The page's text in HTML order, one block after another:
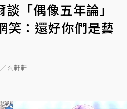
「偶像五年論」
笑：還好你們是藝
玄軒軒